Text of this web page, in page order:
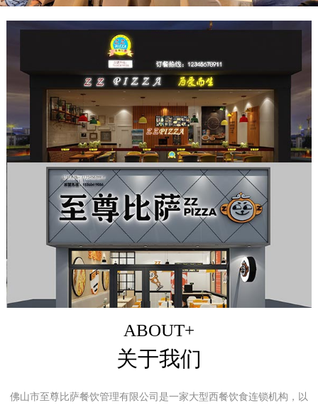
ABOUT+
关于我们
佛山市至尊比萨餐饮管理有限公司是一家大型西餐饮食连锁机构，以